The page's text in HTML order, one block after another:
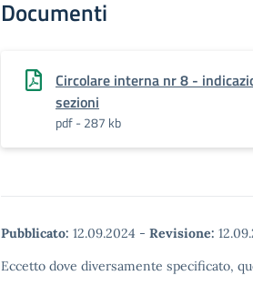
Documenti
Circolare interna nr 8 -
sezioni
pdf - 287 kb
Pubblicato: 12.09.2024 - Revisione:
Eccetto dove diversamente specificato,